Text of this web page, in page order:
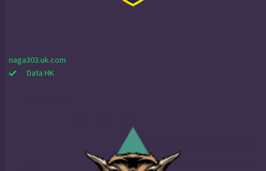
naga303.uk.com
Data HK